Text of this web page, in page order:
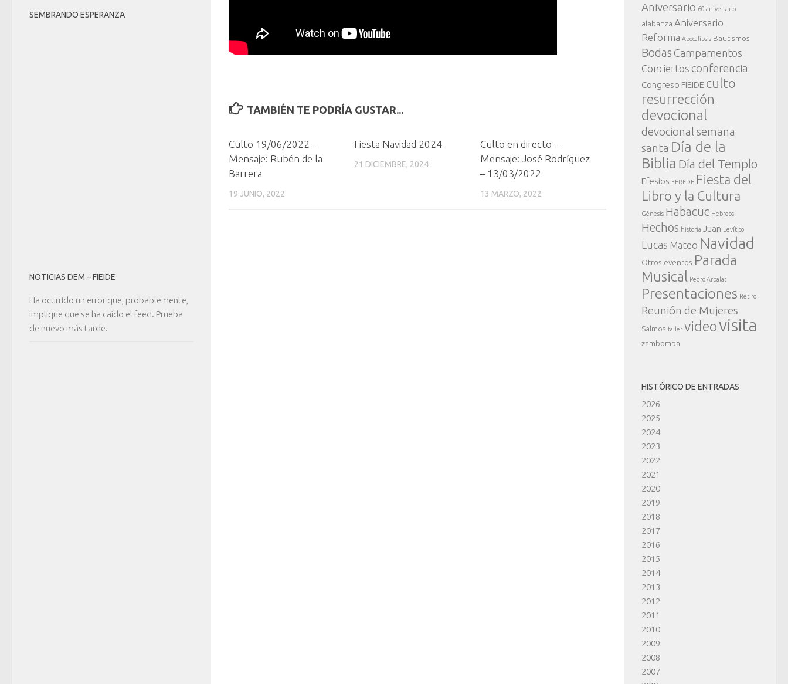
TAMBIÉN TE PODRÍA GUSTAR...
Culto 19/06/2022 –
Mensaje: Rubén de la
Barrera
19 JUNIO, 2022
Fiesta Navidad 2024
21 DICIEMBRE, 2024
Culto en directo –
Mensaje: José Rodríguez
– 13/03/2022
13 MARZO, 2022
SEMBRANDO ESPERANZA
NOTICIAS DEM – FIEIDE
Ha ocurrido un error que, probablemente,
implique que se ha caído el feed. Prueba
de nuevo más tarde.
Aniversario 60 aniversario
alabanza Aniversario
Reforma Apocalipsis Bautismos
Bodas Campamentos
Conciertos conferencia
Congreso FIEIDE culto
resurrección
devocional
devocional semana
santa Día de la
Biblia Día del Templo
Efesios FEREDE Fiesta del
Libro y la Cultura
Génesis Habacuc Hebreos
Hechos historia Juan Levítico
Lucas Mateo Navidad
Otros eventos Parada
Musical
Pedro Arbalat
Presentaciones Retiro
Reunión de Mujeres
Salmos taller videovisita
zambomba
HISTÓRICO DE ENTRADAS
2026
2025
2024
2023
2022
2021
2020
2019
2018
2017
2016
2015
2014
2013
2012
2011
2010
2009
2008
2007